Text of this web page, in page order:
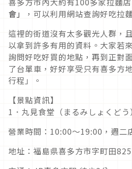
會」
，可以利用網站查詢好吃拉
這裡的街道沒有太多觀光人群，
以拿到許多有用的資料。大家若
詢問好吃好買的地點，再到正對
了台單車，好好享受只有喜多方
行程」。
【景點資訊】
1．丸見食堂（まるみしょくどう）
營業時間：10:00～19:00，週二
地址：福島県喜多方市字町田